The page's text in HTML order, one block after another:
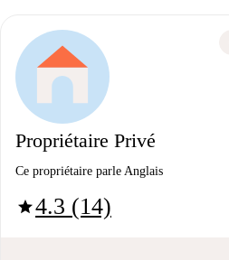
Propriétaire Privé
Ce propriétaire parle Anglais
star4.3 (14)